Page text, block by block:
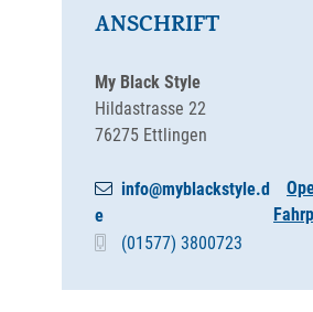
ANSCHRIFT
My Black Style
Hildastrasse 22
76275 Ettlingen
info@myblackstyle.d
e
(01577) 3800723